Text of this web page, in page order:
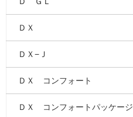
ＤＸ
ＤＸ−Ｊ
ＤＸ コンフォート
ＤＸ コンフォートパッケージ